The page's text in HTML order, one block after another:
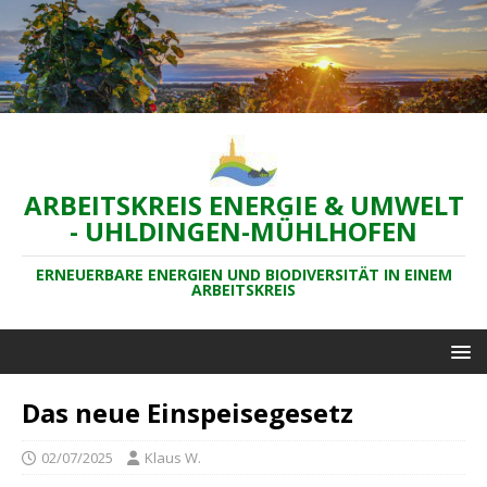
ARBEITSKREIS ENERGIE & UMWELT
- UHLDINGEN-MÜHLHOFEN
ERNEUERBARE ENERGIEN UND BIODIVERSITÄT IN EINEM
ARBEITSKREIS
Das neue Einspeisegesetz
02/07/2025 Klaus W.